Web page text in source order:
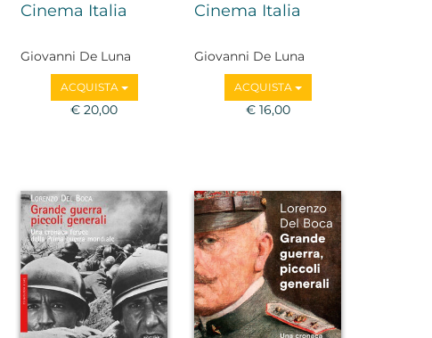
Cinema Italia
Giovanni De Luna
ACQUISTA
€ 20,00
Cinema Italia
Giovanni De Luna
ACQUISTA
€ 16,00